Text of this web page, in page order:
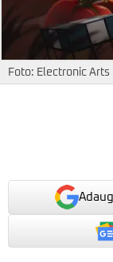
Foto: Electronic Arts